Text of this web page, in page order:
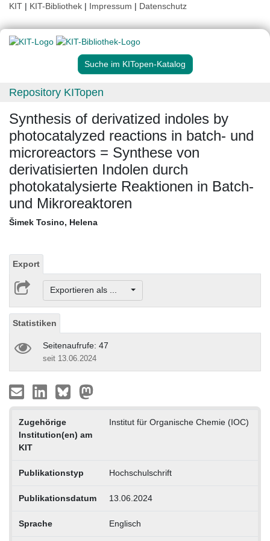
KIT | KIT-Bibliothek | Impressum | Datenschutz
Suche im KITopen-Katalog
Repository KITopen
Synthesis of derivatized indoles by
photocatalyzed reactions in batch- und
microreactors = Synthese von
derivatisierten Indolen durch
photokatalysierte Reaktionen in Batch-
und Mikroreaktoren
Šimek Tosino, Helena
Export
Exportieren als ...
Statistiken
Seitenaufrufe: 47
seit 13.06.2024
Zugehörige
Institution(en) am
KIT
Institut für Organische Chemie (IOC)
Publikationstyp Hochschulschrift
Publikationsdatum 13.06.2024
Sprache Englisch